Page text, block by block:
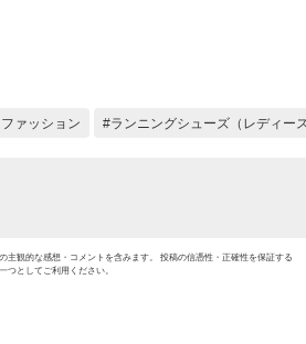
日 プ
ァッション ランニングシューズ（レディー
主観的な感想・コメントを含みます。 投稿の信憑性・正確性を保証する
つとしてご利用ください。